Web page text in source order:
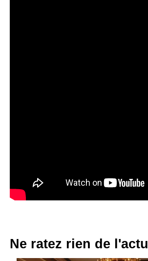
Ne ratez rien de l'actu